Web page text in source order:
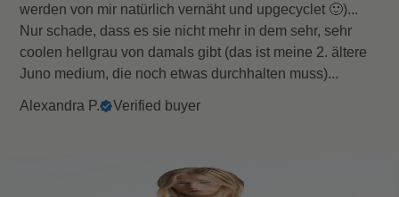
werden von mir natürlich vernäht und upgecyclet 🙂)...
Nur schade, dass es sie nicht mehr in dem sehr, sehr
coolen hellgrau von damals gibt (das ist meine 2. ältere
Juno medium, die noch etwas durchhalten muss)...
Alexandra P. Verified buyer